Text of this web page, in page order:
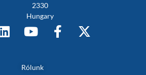
2330
Hungary
Rólunk